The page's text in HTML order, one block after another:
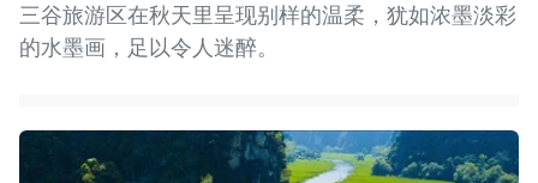
三谷旅游区在秋天里呈现别样的温柔，犹如浓墨淡彩
的水墨画，足以令人迷醉。